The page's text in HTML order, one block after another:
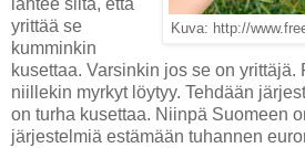
Kuva: http://
lähtee siitä, että
yrittää se
kumminkin
kusettaa. Varsinkin jos se on yrittäjä.
niillekin myrkyt löytyy. Tehdään
on turha kusettaa. Niinpä Suomeen
järjestelmiä estämään tuhannen